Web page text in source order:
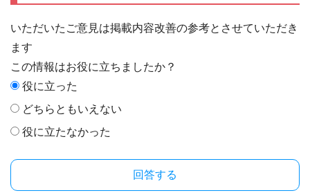
いただいたご意見は掲載内容改善の参考とさせていただき
ます
この情報はお役に立ちましたか？
役に立った
どちらともいえない
役に立たなかった